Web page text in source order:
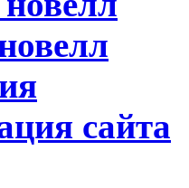
сайта